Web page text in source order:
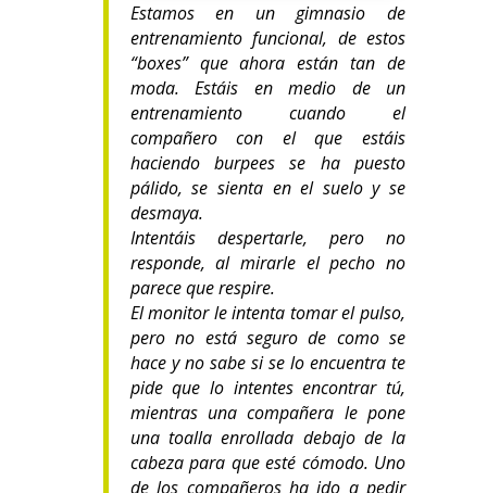
Estamos en un gimnasio de
entrenamiento funcional, de estos
“boxes” que ahora están tan de
moda. Estáis en medio de un
entrenamiento cuando el
compañero con el que estáis
haciendo burpees se ha puesto
pálido, se sienta en el suelo y se
desmaya.
Intentáis despertarle, pero no
responde, al mirarle el pecho no
parece que respire.
El monitor le intenta tomar el pulso,
pero no está seguro de como se
hace y no sabe si se lo encuentra te
pide que lo intentes encontrar tú,
mientras una compañera le pone
una toalla enrollada debajo de la
cabeza para que esté cómodo. Uno
de los compañeros ha ido a pedir